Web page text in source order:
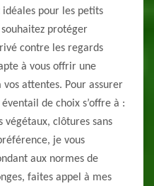
pour les petits
protéger
contre les regards
à vous offrir une
attentes. Pour assurer
de choix s’offre à :
végétaux, clôtures sans
je vous
aux normes de
faites appel à mes